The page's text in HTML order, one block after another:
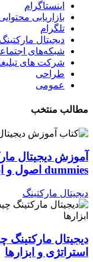
اینستاگرام
بازاریابی
تلگرام
دیجیتال مارکتینگ
شبکه‌های
شرکت های
طراحی
عمومی
مطالب منتخب
dummies اصول و ابزارها
دیجیتال مارکتینگ
دیجیتال مارکتینگ
استراتژی و ابزارها